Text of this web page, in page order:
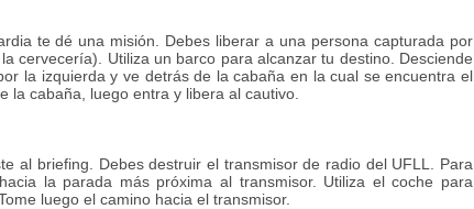
te dé una misión. Debes liberar a una persona capturada por
cervecería). Utiliza un barco para alcanzar tu destino. Desciende
la izquierda y ve detrás de la cabaña en la cual se encuentra el
la cabaña, luego entra y libera al cautivo.
al briefing. Debes destruir el transmisor de radio del UFLL. Para
la parada más próxima al transmisor. Utiliza el coche para
luego el camino hacia el transmisor.